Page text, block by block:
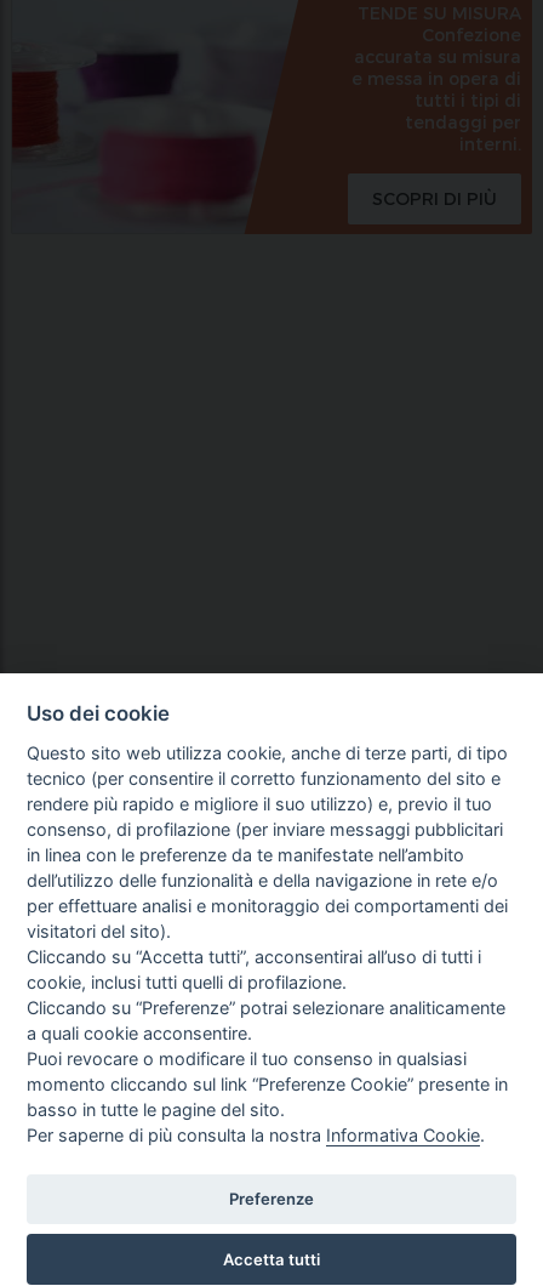
TENDE SU MISURA
Confezione
accurata su misura
e messa in opera di
tutti i tipi di
tendaggi per
interni.
SCOPRI DI PIÙ
Uso dei cookie
Questo sito web utilizza cookie, anche di terze parti, di tipo
tecnico (per consentire il corretto funzionamento del sito e
rendere più rapido e migliore il suo utilizzo) e, previo il tuo
consenso, di profilazione (per inviare messaggi pubblicitari
in linea con le preferenze da te manifestate nell’ambito
dell’utilizzo delle funzionalità e della navigazione in rete e/o
per effettuare analisi e monitoraggio dei comportamenti dei
visitatori del sito).
Cliccando su “Accetta tutti”, acconsentirai all’uso di tutti i
cookie, inclusi tutti quelli di profilazione.
Cliccando su “Preferenze” potrai selezionare analiticamente
a quali cookie acconsentire.
Puoi revocare o modificare il tuo consenso in qualsiasi
momento cliccando sul link “Preferenze Cookie” presente in
basso in tutte le pagine del sito.
Per saperne di più consulta la nostra Informativa Cookie.
Preferenze
Accetta tutti